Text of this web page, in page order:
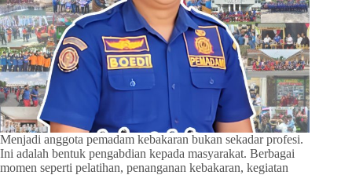
Menjadi anggota pemadam kebakaran bukan sekadar profesi.
Ini adalah bentuk pengabdian kepada masyarakat. Berbagai
momen seperti pelatihan, penanganan kebakaran, kegiatan